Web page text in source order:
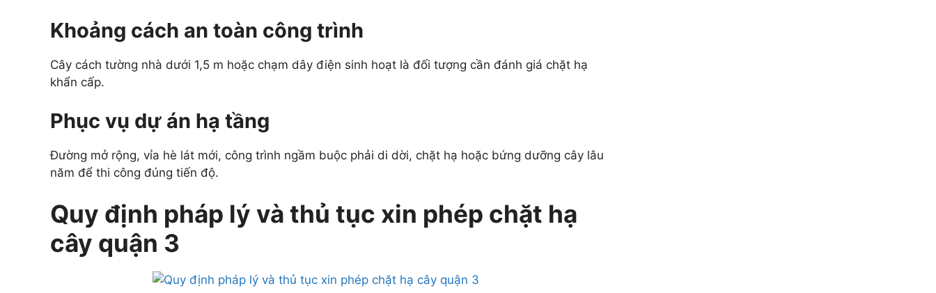
Khoảng cách an toàn công trình
Cây cách tường nhà dưới 1,5 m hoặc chạm dây điện sinh hoạt là đối tượng cần đánh giá chặt hạ
khẩn cấp.
Phục vụ dự án hạ tầng
Đường mở rộng, vỉa hè lát mới, công trình ngầm buộc phải di dời, chặt hạ hoặc bứng dưỡng cây lâu
năm để thi công đúng tiến độ.
Quy định pháp lý và thủ tục xin phép chặt hạ
cây quận 3